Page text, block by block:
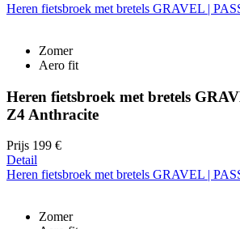
Heren fietsbroek met bretels GRAVEL |
Zomer
Aero fit
Heren fietsbroek met bretels
Z4 Anthracite
Prijs 199 €
Detail
Heren fietsbroek met bretels GRAVEL |
Zomer